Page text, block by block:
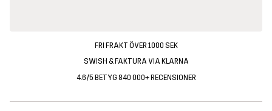
FRI FRAKT ÖVER 1000 SEK
SWISH & FAKTURA VIA KLARNA
4.6/5 BETYG 840 000+ RECENSIONER